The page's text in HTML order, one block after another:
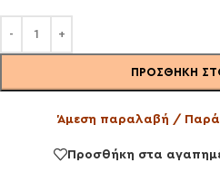
ΠΡΟΣΘΉΚΗ
Άμεση παραλαβή /
Προσθήκη στα